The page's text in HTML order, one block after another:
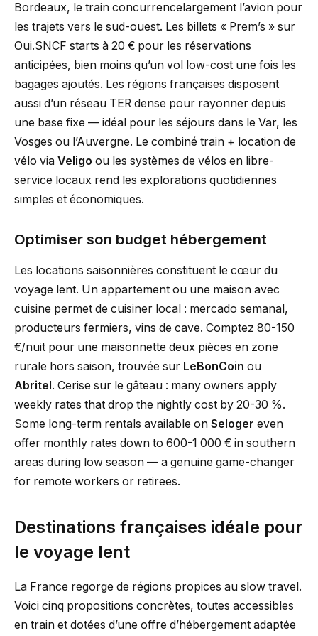
Bordeaux, le train concurrencelargement l’avion pour
les trajets vers le sud-ouest. Les billets « Prem’s » sur
Oui.SNCF starts à 20 € pour les réservations
anticipées, bien moins qu’un vol low-cost une fois les
bagages ajoutés. Les régions françaises disposent
aussi d’un réseau TER dense pour rayonner depuis
une base fixe — idéal pour les séjours dans le Var, les
Vosges ou l’Auvergne. Le combiné train + location de
vélo via Veligo ou les systèmes de vélos en libre-
service locaux rend les explorations quotidiennes
simples et économiques.
Optimiser son budget hébergement
Les locations saisonnières constituent le cœur du
voyage lent. Un appartement ou une maison avec
cuisine permet de cuisiner local : mercado semanal,
producteurs fermiers, vins de cave. Comptez 80-150
€/nuit pour une maisonnette deux pièces en zone
rurale hors saison, trouvée sur LeBonCoin ou
Abritel . Cerise sur le gâteau : many owners apply
weekly rates that drop the nightly cost by 20-30 %.
Some long-term rentals available on Seloger even
offer monthly rates down to 600-1 000 € in southern
areas during low season — a genuine game-changer
for remote workers or retirees.
Destinations françaises idéale pour
le voyage lent
La France regorge de régions propices au slow travel.
Voici cinq propositions concrètes, toutes accessibles
en train et dotées d’une offre d’hébergement adaptée